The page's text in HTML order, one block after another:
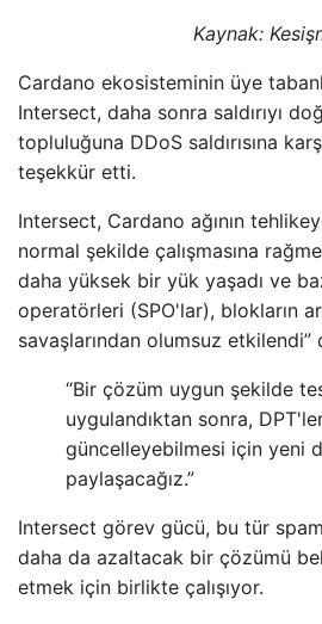
Kaynak:
Cardano ekosisteminin üye
Intersect, daha sonra saldırıyı
topluluğuna DDoS saldırısına
teşekkür etti.
Intersect, Cardano ağının
normal şekilde çalışmasına
daha yüksek bir yük yaşadı ve
operatörleri (SPO'lar), blokların
savaşlarından olumsuz etkilendi”
“Bir çözüm uygun şekilde
uygulandıktan sonra,
güncelleyebilmesi için yeni
paylaşacağız.”
Intersect görev gücü, bu tür spam
daha da azaltacak bir çözümü
etmek için birlikte çalışıyor.